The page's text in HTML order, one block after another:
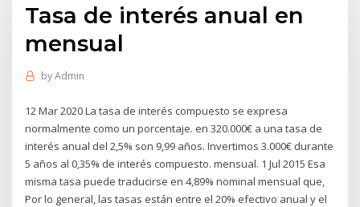
Tasa de interés anual en
mensual
byAdmin
12 Mar 2020 La tasa de interés compuesto se expresa
normalmente como un porcentaje. en 320.000€ a una tasa de
interés anual del 2,5% son 9,99 años. Invertimos 3.000€ durante
5 años al 0,35% de interés compuesto. mensual. 1 Jul 2015 Esa
misma tasa puede traducirse en 4,89% nominal mensual que,
Por lo general, las tasas están entre el 20% efectivo anual y el